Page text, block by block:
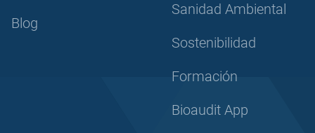
Blog
Sanidad Ambiental
Sostenibilidad
Formación
Bioaudit App